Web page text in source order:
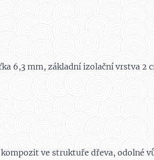
6,3 mm, základní izolační vrstva 2
ve struktuře dřeva, odolné